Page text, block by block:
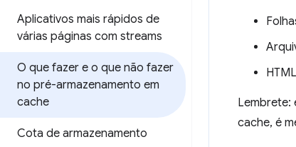
Aplicativos mais rápidos de
várias páginas com streams
O que fazer e o que não fazer
no pré-armazenamento em
cache
Cota de armazenamento
Lembrete:
cache, é